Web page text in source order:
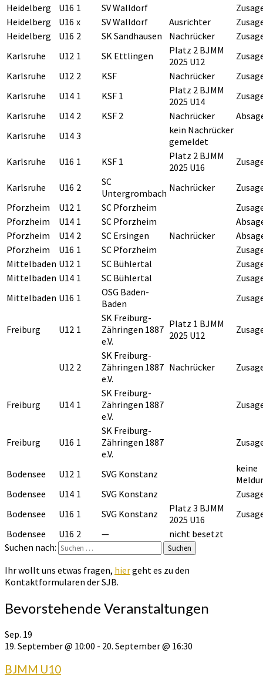
Heidelberg U16 1 SV Walldorf
Heidelberg
U16 x SV Walldorf Ausrichter
Heidelberg
U16 2 SK Sandhausen Nachrücker
Karlsruhe
U12 1 SK Ettlingen
Platz 2 BJMM
2025 U12
Karlsruhe
U12 2 KSF Nachrücker
Karlsruhe
U14 1 KSF 1
Platz 2 BJMM
2025 U14
Karlsruhe
U14 2 KSF 2 Nachrücker
Karlsruhe
U14 3
kein Nachrücker
gemeldet
Karlsruhe
U16 1 KSF 1
Platz 2 BJMM
2025 U16
Karlsruhe U16 2
SC
Untergrombach Nachrücker
Pforzheim
U12 1 SC Pforzheim
Pforzheim
U14 1 SC Pforzheim
Pforzheim
U14 2 SC Ersingen Nachrücker
Pforzheim
U16 1 SC Pforzheim
Mittelbaden U12 1 SC Bühlertal
Mittelbaden U14 1 SC Bühlertal
Mittelbaden U16 1
OSG Baden-
Baden
Freiburg U12 1
SK Freiburg-
Zähringen 1887
e.V.
Platz 1 BJMM
2025 U12
U12 2
SK Freiburg-
Zähringen 1887
e.V.
Nachrücker
Freiburg U14 1
SK Freiburg-
Zähringen 1887
e.V.
Freiburg U16 1
SK Freiburg-
Zähringen 1887
e.V.
Bodensee U12 1 SVG Konstanz
keine
Bodensee
U14 1 SVG Konstanz
Bodensee
U16 1 SVG Konstanz
Platz 3 BJMM
2025 U16
Bodensee
U16 2 —
nicht besetzt
Suchen nach:
Suchen
Ihr wollt uns etwas fragen, hiergeht es zu den
Kontaktformularen der SJB.
Bevorstehende Veranstaltungen
Sep. 19
19. September @ 10:00 - 20. September @ 16:30
BJMM U10